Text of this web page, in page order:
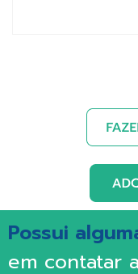
Possui
em contatar